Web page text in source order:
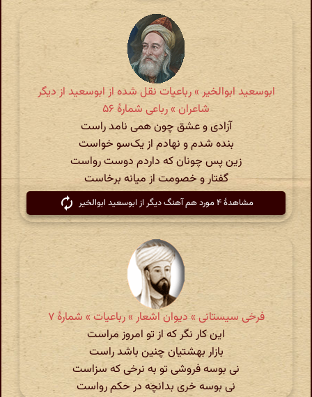
ابوسعید ابوالخیر » رباعیات نقل شده از ابوسعید از دیگر
شاعران » رباعی شمارهٔ ۵۶
آزادی و عشق چون همی نامد راست
بنده شدم و نهادم از یک‌سو خواست
زین پس چونان که داردم دوست رواست
گفتار و خصومت از میانه برخاست
مشاهدهٔ ۴ مورد هم آهنگ دیگر از ابوسعید ابوالخیر
فرخی سیستانی » دیوان اشعار » رباعیات » شمارهٔ ۷
این کار نگر که از تو امروز مراست
بازار بهشتیان چنین باشد راست
نی بوسه فروشی تو به نرخی که سزاست
نی بوسه خری بدانچه در حکم رواست